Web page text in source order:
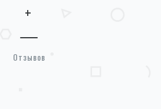
+
Отзывов